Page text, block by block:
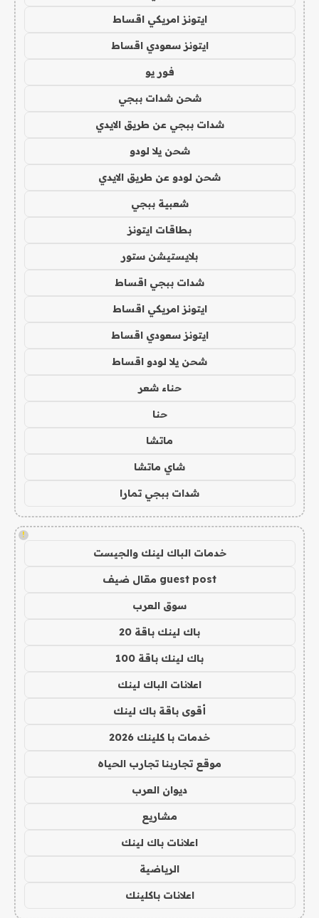
ايتونز امريكي اقساط
ايتونز سعودي اقساط
فور يو
شحن شدات ببجي
شدات ببجي عن طريق الايدي
شحن يلا لودو
شحن لودو عن طريق الايدي
شعبية ببجي
بطاقات ايتونز
بلايستيشن ستور
شدات ببجي اقساط
ايتونز امريكي اقساط
ايتونز سعودي اقساط
شحن يلا لودو اقساط
حناء شعر
حنا
ماتشا
شاي ماتشا
شدات ببجي تمارا
!
خدمات الباك لينك والجيست
guest post مقال ضيف
سوق العرب
باك لينك باقة 20
باك لينك باقة 100
اعلانات الباك لينك
أقوى باقة باك لينك
خدمات با كلينك 2026
موقع تجاربنا تجارب الحياه
ديوان العرب
مشاريع
اعلانات باك لينك
الرياضية
اعلانات باكلينك